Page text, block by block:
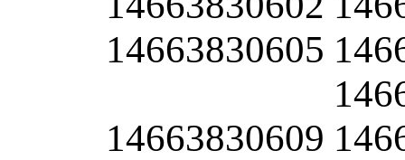
14663830605
14663830609